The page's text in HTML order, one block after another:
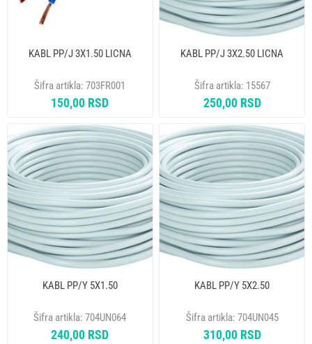
KABL PP/J 3X1.50 LICNA
Šifra artikla:703FR001
150,00 RSD
KABL PP/J 3X2.50 LICNA
Šifra artikla: 15567
250,00 RSD
KABL PP/Y 5X1.50
Šifra artikla:704UN064
240,00 RSD
KABL PP/Y 5X2.50
Šifra artikla: 704UN045
310,00 RSD